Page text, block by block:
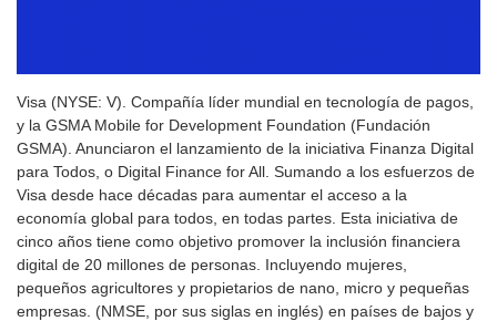
Visa (NYSE: V). Compañía líder mundial en tecnología de pagos,
y la GSMA Mobile for Development Foundation (Fundación
GSMA). Anunciaron el lanzamiento de la iniciativa Finanza Digital
para Todos, o Digital Finance for All. Sumando a los esfuerzos de
Visa desde hace décadas para aumentar el acceso a la
economía global para todos, en todas partes. Esta iniciativa de
cinco años tiene como objetivo promover la inclusión financiera
digital de 20 millones de personas. Incluyendo mujeres,
pequeños agricultores y propietarios de nano, micro y pequeñas
empresas. (NMSE, por sus siglas en inglés) en países de bajos y